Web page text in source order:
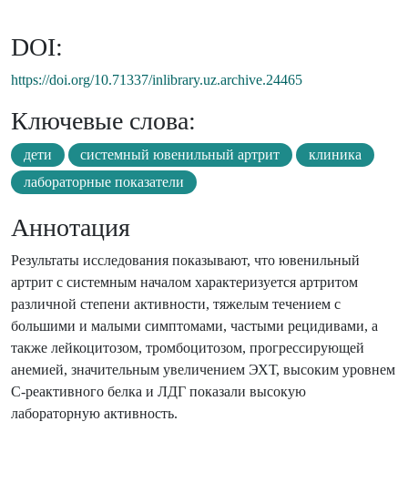
DOI:
https://doi.org/10.71337/inlibrary.uz.archive.24465
Ключевые слова:
дети системный ювенильный артрит
клиника
лабораторные показатели
Аннотация
Результаты исследования показывают, что ювенильный
артрит с системным началом характеризуется артритом
различной степени активности, тяжелым течением с
большими и малыми симптомами, частыми рецидивами, а
также лейкоцитозом, тромбоцитозом, прогрессирующей
анемией, значительным увеличением ЭХТ, высоким уровнем
С-реактивного белка и ЛДГ показали высокую
лабораторную активность.